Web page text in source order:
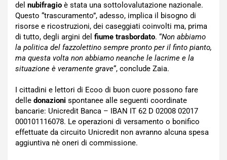
del nubifragio è stata una sottolovalutazione nazionale.
Questo “trascuramento”, adesso, implica il bisogno di
risorse e ricostruzioni, dei caseggiati coinvolti ma, prima
di tutto, degli argini del fiume trasbordato. “Non abbiamo
la politica del fazzolettino sempre pronto per il finto pianto,
ma questa volta non abbiamo neanche le lacrime e la
situazione è veramente grave“, conclude Zaia.
I cittadini e lettori di Ecoo di buon cuore possono fare
delle donazioni spontanee alle seguenti coordinate
bancarie: Unicredit Banca – IBAN IT 62 D 02008 02017
000101116078. Le operazioni di versamento o bonifico
effettuate da circuito Unicredit non avranno alcuna spesa
aggiuntiva nè oneri di commissione.